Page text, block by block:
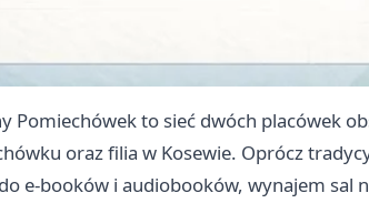
Pomiechówek to sieć dwóch placówek
oraz filia w Kosewie. Oprócz
e-booków i audiobooków, wynajem sal